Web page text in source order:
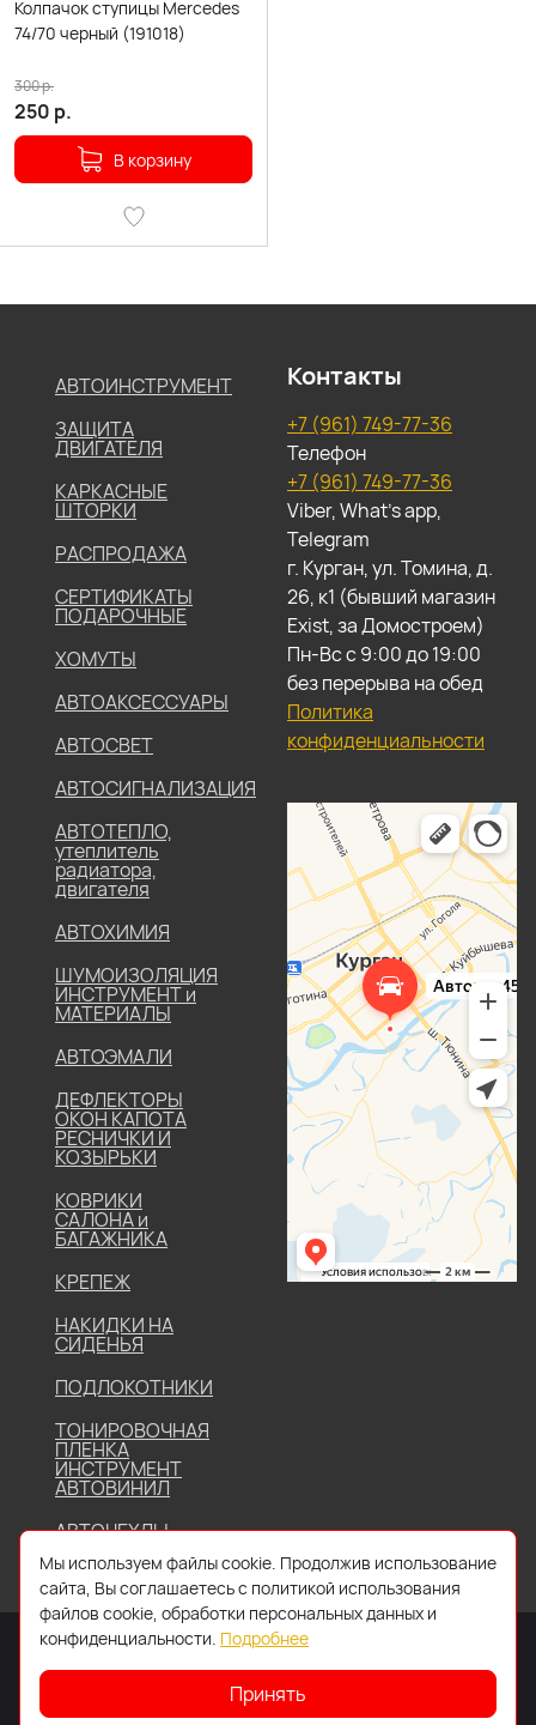
Колпачок ступицы Mercedes
74/70 черный (191018)
250 р.
300р.
В корзину
АВТОИНСТРУМЕНТ
ЗАЩИТА
ДВИГАТЕЛЯ
КАРКАСНЫЕ
ШТОРКИ
РАСПРОДАЖА
СЕРТИФИКАТЫ
ПОДАРОЧНЫЕ
ХОМУТЫ
АВТОАКСЕССУАРЫ
АВТОСВЕТ
АВТОСИГНАЛИЗАЦИЯ
АВТОТЕПЛО,
утеплитель
радиатора,
двигателя
АВТОХИМИЯ
ШУМОИЗОЛЯЦИЯ
ИНСТРУМЕНТ и
МАТЕРИАЛЫ
АВТОЭМАЛИ
ДЕФЛЕКТОРЫ
ОКОН КАПОТА
РЕСНИЧКИ И
КОЗЫРЬКИ
КОВРИКИ
САЛОНА и
БАГАЖНИКА
КРЕПЕЖ
НАКИДКИ НА
СИДЕНЬЯ
ПОДЛОКОТНИКИ
ТОНИРОВОЧНАЯ
ПЛЕНКА
ИНСТРУМЕНТ
АВТОВИНИЛ
АВТОЧЕХЛЫ
Контакты
+7 (961) 749-77-36
Телефон
+7 (961) 749-77-36
Viber, What's app,
Telegram
г. Курган, ул. Томина, д.
26, к1 (бывший магазин
Exist, за Домостроем)
Пн-Вс с 9:00 до 19:00
без перерыва на обед
Политика
конфиденциальности
2026 © Все права защищены. Работает наIDIGI
Мы используем файлы cookie. Продолжив использование
сайта, Вы соглашаетесь с политикой использования
файлов cookie, обработки персональных данных и
конфиденциальности. Подробнее
Принять